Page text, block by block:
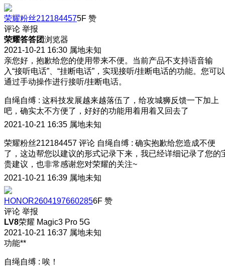
荣耀粉丝2121844575F 赞
评论 举报
荣耀答答团浏览器
2021-10-21 16:30 属地未知
亲您好，抱歉给您的使用带来不便。当前产品不支持语音输
入“接听电话”、“挂断电话”，实现接听/挂断电话的功能。您可以
通过手动操作进行接听/挂断电话。
自绳自缚 : 这科技发展越来越落伍了，给攻城狮反馈一下加上
吧，确实太不方便了，好好的功能用着用着又回去了
2021-10-21 16:35 属地未知
荣耀粉丝212184457 评论 自绳自缚 : 确实抱歉给您造成不便
了，这边帮您以建议的形式记录下来，我已经详细记录了您的
贵建议，也非常感谢您对荣耀的关注~
2021-10-21 16:39 属地未知
HONOR26041976602856F 赞
评论 举报
LV8荣耀 Magic3 Pro 5G
2021-10-21 16:37 属地未知
功能**
自绳自缚 : 唉！